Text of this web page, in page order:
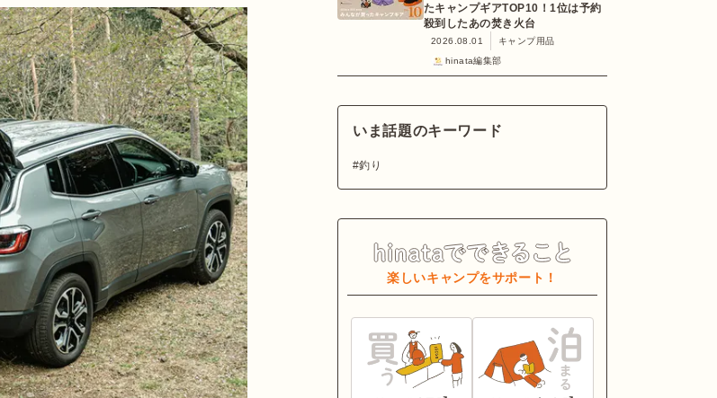
たキャンプギアTOP10！1位は予約
殺到したあの焚き火台
2026.08.01
キャンプ用品
hinata編集部
いま話題のキーワード
釣り
楽しいキャンプをサポート！